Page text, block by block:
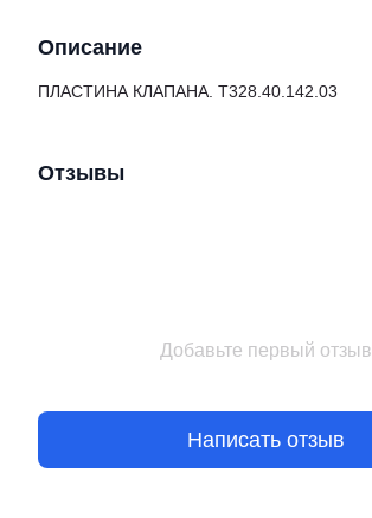
Описание
ПЛАСТИНА КЛАПАНА. Т328.40.142.03
Отзывы
Добавьте первый отзыв
Написать отзыв